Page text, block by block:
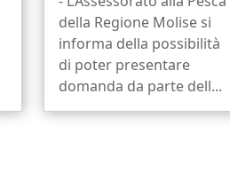
della Regione Molise si
informa della possibilità
di poter presentare
domanda da parte dell...